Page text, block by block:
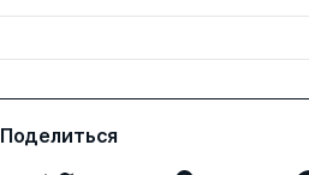
Поделиться